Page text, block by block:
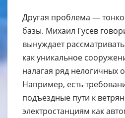
Другая проблема —
базы. Михаил Гусев
вынуждает
как уникальное
налагая ряд нелогичных
Например, есть
подъездные пути к
электростанциям как